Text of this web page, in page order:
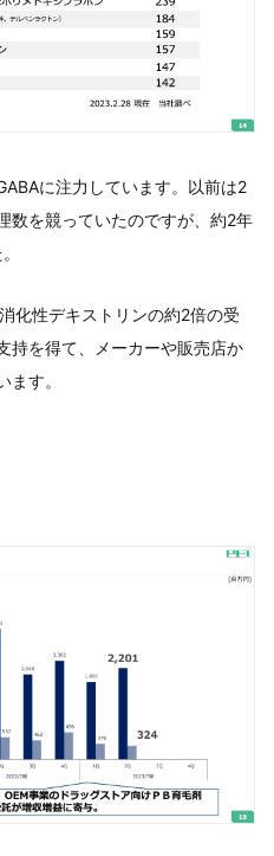
に注力しています。以前は2
数を競っていたのですが、約2年
化性デキストリンの約2倍の受
持を得て、メーカーや販売店か
す。